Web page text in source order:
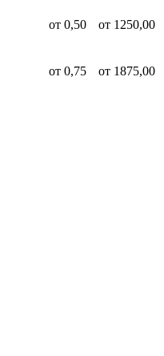
от 0,50 от 1250,00
от 0,75 от 1875,00